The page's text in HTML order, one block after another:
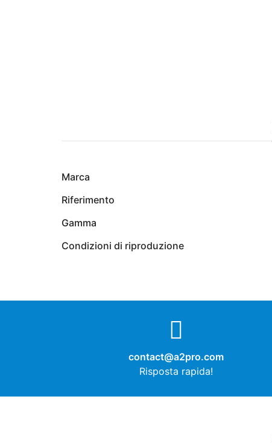
Marca
Riferimento
Gamma
Condizioni di riproduzione
contact@a2pro.com
Risposta rapida!